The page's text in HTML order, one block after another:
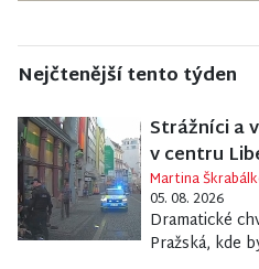
Nejčtenější tento týden
Strážníci a
v centru
Martina
05. 08. 2026
Dramatické
Pražská, kde